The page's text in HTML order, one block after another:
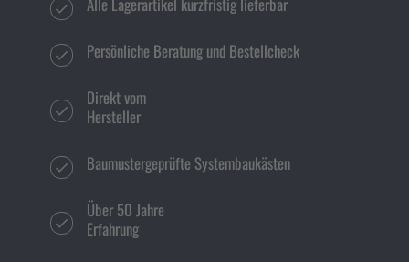
Persönliche Beratung und Bestellcheck
Direkt vom
Hersteller
Baumustergeprüfte Systembaukästen
Über 50 Jahre
Erfahrung